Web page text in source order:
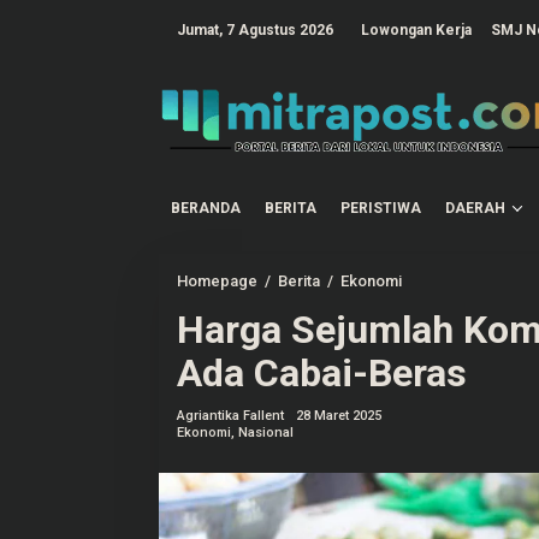
Jumat, 7 Agustus 2026 Lowongan Kerja SMJ
BERANDA BERITA PERISTIWA DAERAH
Homepage / Berita / Ekonomi
r
S
e
a
h
K
o
Harga Sejumlah
Ada Cabai-Beras
Agriantika Fallent
28 Maret 2025
Ekonomi, Nasional